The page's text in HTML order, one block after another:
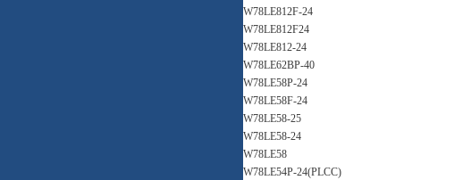
W78LE812F-24
W78LE812F24
W78LE812-24
W78LE62BP-40
W78LE58P-24
W78LE58F-24
W78LE58-25
W78LE58-24
W78LE58
W78LE54P-24(PLCC)